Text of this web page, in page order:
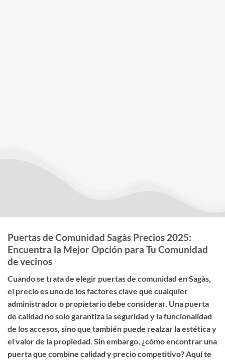
Puertas de Comunidad Sagàs Precios 2025:
Encuentra la Mejor Opción para Tu Comunidad
de vecinos
Cuando se trata de elegir puertas de comunidad en Sagàs,
el precioes uno de los factores clave que cualquier
administrador o propietario debe considerar. Una puerta
de calidad no solo garantiza la seguridad y la funcionalidad
de los accesos, sino que también puede realzar la estética y
el valor de la propiedad. Sin embargo, ¿cómo encontrar una
puerta que combine calidad y precio competitivo? Aquí te